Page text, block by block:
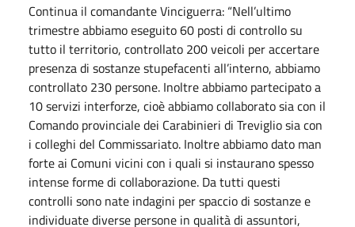
Continua il comandante Vinciguerra: “Nell’ultimo
trimestre abbiamo eseguito 60 posti di controllo su
tutto il territorio, controllato 200 veicoli per accertare
presenza di sostanze stupefacenti all’interno, abbiamo
controllato 230 persone. Inoltre abbiamo partecipato a
10 servizi interforze, cioè abbiamo collaborato sia con il
Comando provinciale dei Carabinieri di Treviglio sia con
i colleghi del Commissariato. Inoltre abbiamo dato man
forte ai Comuni vicini con i quali si instaurano spesso
intense forme di collaborazione. Da tutti questi
controlli sono nate indagini per spaccio di sostanze e
individuate diverse persone in qualità di assuntori,